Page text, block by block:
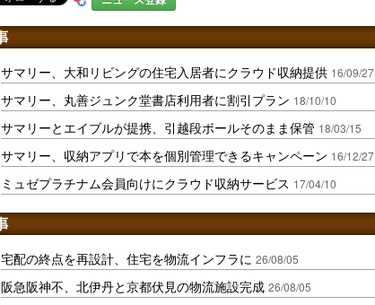
サマリー、大和リビングの住宅入居者にクラウド収納提供 16/09/27
サマリー、丸善ジュンク堂書店利用者に割引プラン 18/10/10
サマリーとエイブルが提携、引越段ボールそのまま保管 18/03/15
サマリー、収納アプリで本を個別管理できるキャンペーン 16/12/27
ミュゼプラチナム会員向けにクラウド収納サービス 17/04/10
宅配の終点を再設計、住宅を物流インフラに 26/08/05
阪急阪神不、北伊丹と京都伏見の物流施設完成 26/08/05